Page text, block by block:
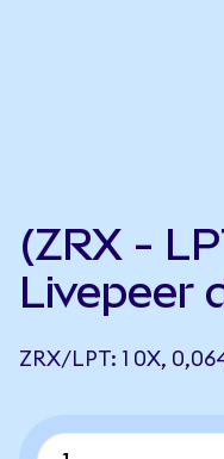
(ZRX -
Livepeer
ZRX/LPT: 1 0X,